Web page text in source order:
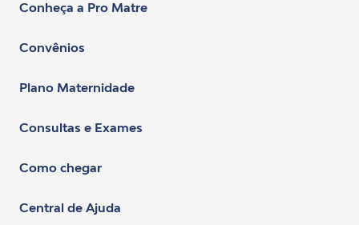
Conheça a Pro Matre
Convênios
Plano Maternidade
Consultas e Exames
Como chegar
Central de Ajuda